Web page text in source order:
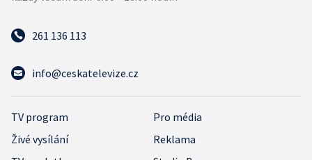
261 136 113
info@ceskatelevize.cz
TV program
Pro média
Živé vysílání
Reklama